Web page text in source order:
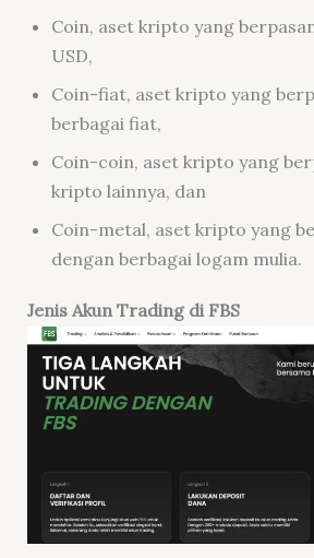
Coin, aset kripto yang
USD,
Coin-fiat, aset kripto yang
berbagai fiat,
Coin-coin, aset kripto yang
kripto lainnya, dan
Coin-metal, aset kripto yang
dengan berbagai logam mulia.
Jenis Akun Trading di FBS